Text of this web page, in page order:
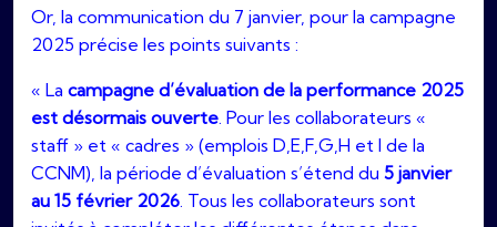
Or, la communication du 7 janvier, pour la campagne
2025 précise les points suivants :
« La campagne d’évaluation de la performance 2025
est désormais ouverte. Pour les collaborateurs «
staff » et « cadres » (emplois D,E,F,G,H et I de la
CCNM), la période d’évaluation s’étend du 5 janvier
au 15 février 2026. Tous les collaborateurs sont